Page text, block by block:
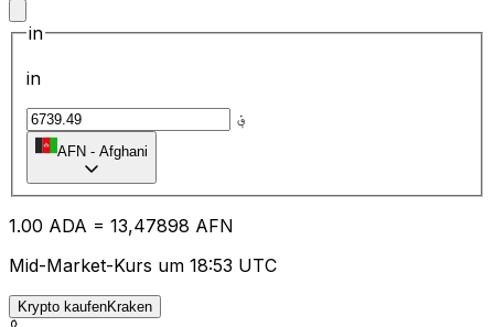
in
in
؋
AFN - Afghani
1.00 ADA = 13,47898 AFN
Mid-Market-Kurs um 18:53 UTC
Krypto kaufenKraken